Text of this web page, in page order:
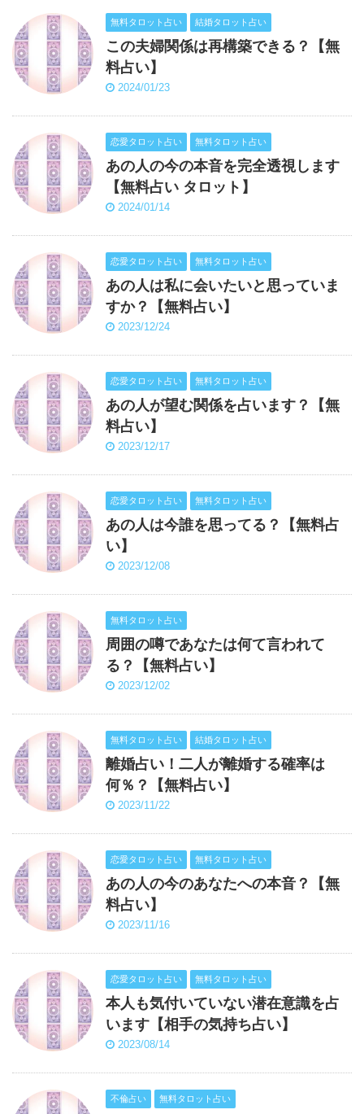
無料タロット占い 結婚タロット占い
この夫婦関係は再構築できる？【無
料占い】
2024/01/23
恋愛タロット占い 無料タロット占い
あの人の今の本音を完全透視します
【無料占い タロット】
2024/01/14
恋愛タロット占い 無料タロット占い
あの人は私に会いたいと思っていま
すか？【無料占い】
2023/12/24
恋愛タロット占い 無料タロット占い
あの人が望む関係を占います？【無
料占い】
2023/12/17
恋愛タロット占い 無料タロット占い
あの人は今誰を思ってる？【無料占
い】
2023/12/08
無料タロット占い
周囲の噂であなたは何て言われて
る？【無料占い】
2023/12/02
無料タロット占い 結婚タロット占い
離婚占い！二人が離婚する確率は
何％？【無料占い】
2023/11/22
恋愛タロット占い 無料タロット占い
あの人の今のあなたへの本音？【無
料占い】
2023/11/16
恋愛タロット占い 無料タロット占い
本人も気付いていない潜在意識を占
います【相手の気持ち占い】
2023/08/14
不倫占い 無料タロット占い